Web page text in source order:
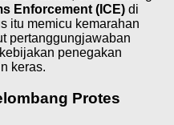
Enforcement (ICE) di
itu memicu kemarahan
pertanggungjawaban
penegakan
keras.
Protes